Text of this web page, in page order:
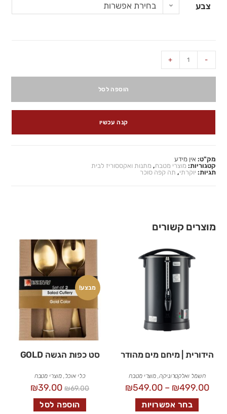
צבע בחירת אפשרות
-
+
הוספה לסל
קנה עכשיו
מק"ט: אין מידע
קטגוריות: מוצרי מטבח, מתנות ואקססוריז לבית
תגיות: יוקרתי, תה קפה סוכר
מוצרים קשורים
הידורית | מיחם מים מהודר
חשמל ואלקטרוניקה, מוצרי מטבח
₪499.00
–
₪549.00
בחר אפשרויות
מבצע!
סט כפות הגשה GOLD
כלי אוכל,מוצרי מטבח
₪69.00
₪39.00
הוספה לסל